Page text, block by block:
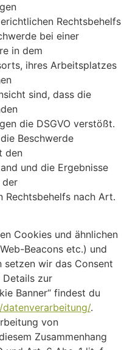
Rechtsbehelfs
bei einer
in dem
ihres Arbeitsplatzes
sind, dass die
die DSGVO verstößt.
Beschwerde
den
und die Ergebnisse
der
Rechtsbehelfs nach Art.
Cookies und ähnlichen
Beacons etc.) und
setzen wir das Consent
Details zur
Banner“ findest du
.
von
Zusammenhang